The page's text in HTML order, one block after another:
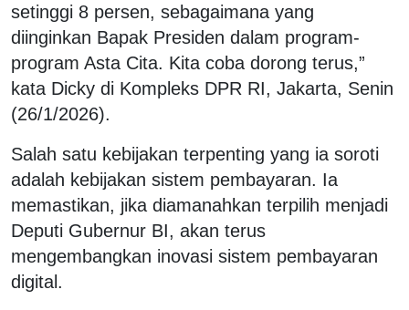
setinggi 8 persen, sebagaimana yang
diinginkan Bapak Presiden dalam program-
program Asta Cita. Kita coba dorong terus,”
kata Dicky di Kompleks DPR RI, Jakarta, Senin
(26/1/2026).
Salah satu kebijakan terpenting yang ia soroti
adalah kebijakan sistem pembayaran. Ia
memastikan, jika diamanahkan terpilih menjadi
Deputi Gubernur BI, akan terus
mengembangkan inovasi sistem pembayaran
digital.